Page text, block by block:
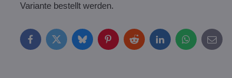
Variante bestellt werden.
FacebookTwitterBlueskyPinterestRedditLinkedInWhatsApp
E-
mail